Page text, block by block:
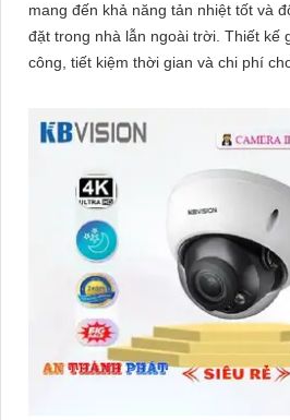
mang đến khả năng tản nhiệt tốt và
đặt trong nhà lẫn ngoài trời. Thiết kế gọn gàng, dễ dàng thi
công, tiết kiệm thời gian và chi phí